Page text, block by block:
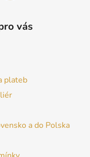
vás
plateb
a do Polska